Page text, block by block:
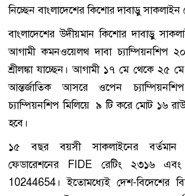
নিচ্ছেন বাংলাদেশের কিশোর দাবাড়ু সাকলাইন
বাংলাদেশের উদীয়মান কিশোর দাবাড়ু
আগামী কমনওয়েলথ দাবা চ্যাম্পিয়নশিপ
শ্রীলঙ্কা যাচ্ছেন। আগামী ১৭ মে থেকে ২৫
আন্তর্জাতিক আসরে ওপেন
চ্যাম্পিয়নশিপ মিলিয়ে ৯ টি করে মোট ১৬
হবে।
১৫ বছর বয়সী সাকলাইনের বর্তমান
ফেডারেশনের FIDE রেটিং ২৩১৬
10244654। ইতোমধ্যেই দেশ-বিদেশের